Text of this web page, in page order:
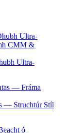
Ultra-
— Struchtúr Stíl